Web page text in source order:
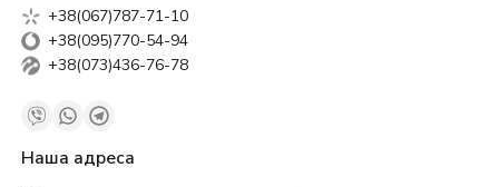
+38(067)787-71-10
+38(095)770-54-94
+38(073)436-76-78
Наша адреса